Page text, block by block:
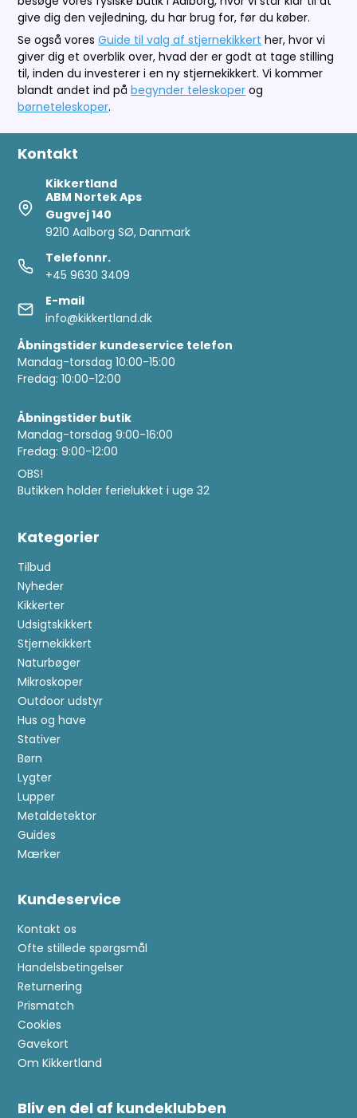
give dig den vejledning, du har brug for, før du køber.
Se også voresGuide til valg af stjernekikkert her, hvor vi
giver dig et overblik over, hvad der er godt at tage stilling
til, inden du investerer i en ny stjernekikkert. Vi kommer
blandt andet ind påbegynder teleskoper og
børneteleskoper.
Kontakt
Kikkertland
ABM Nortek Aps
Gugvej 140
9210 Aalborg SØ, Danmark
Telefonnr.
+45 9630 3409
E-mail
info@kikkertland.dk
Åbningstider kundeservice telefon
Mandag-torsdag 10:00-15:00
Fredag: 10:00-12:00
Åbningstider butik
Mandag-torsdag 9:00-16:00
Fredag: 9:00-12:00
OBS!
Butikken holder ferielukket i uge 32
Kategorier
Tilbud
Nyheder
Kikkerter
Udsigtskikkert
Stjernekikkert
Naturbøger
Mikroskoper
Outdoor udstyr
Hus og have
Stativer
Børn
Lygter
Lupper
Metaldetektor
Guides
Mærker
Kundeservice
Kontakt os
Ofte stillede spørgsmål
Handelsbetingelser
Returnering
Prismatch
Cookies
Gavekort
Om Kikkertland
Bliv en del af kundeklubben